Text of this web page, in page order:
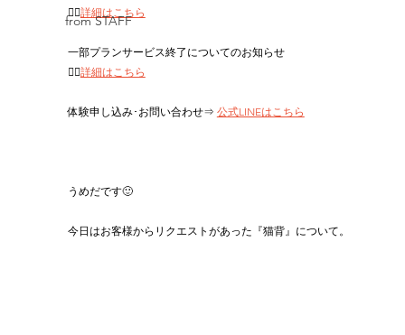
from STAFF
👉🏻詳細はこちら
一部プランサービス終了についてのお知らせ
👉🏻詳細はこちら
体験申し込み･お問い合わせ⇒ 公式LINEはこちら
うめだです🙂
今日はお客様からリクエストがあった『猫背』について。